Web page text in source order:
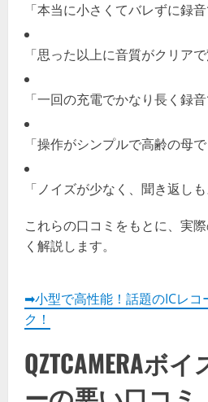
「本当に小さくてバレずに録音
「思った以上に音質がクリアで
「一回の充電でかなり長く録音
「操作がシンプルで高齢の母で
「ノイズが少なく、聞き返しも
これらの口コミをもとに、実
く解説します。
➡小型で高性能！話題のICレコ
ク！
QZTCAMERAボ